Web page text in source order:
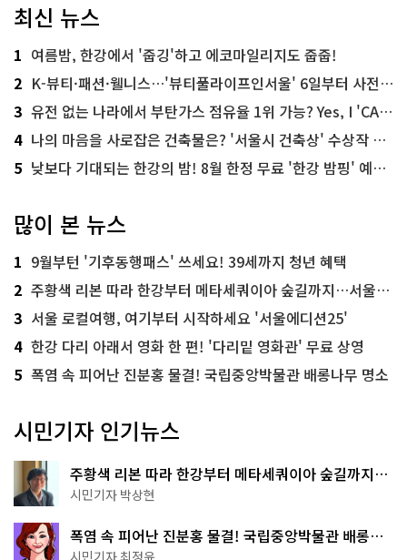
최신 뉴스
1 여름밤, 한강에서 '줍깅'하고 에코마일리지도 줍줍!
2 K-뷰티·패션·웰니스…'뷰티풀라이프인서울' 6일부터 사전 예약
3 유전 없는 나라에서 부탄가스 점유율 1위 가능? Yes, I 'CAN'
4 나의 마음을 사로잡은 건축물은? '서울시 건축상' 수상작 공개!
5 낮보다 기대되는 한강의 밤! 8월 한정 무료 '한강 밤핑' 예약은?
많이 본 뉴스
1 9월부턴 '기후동행패스' 쓰세요! 39세까지 청년 혜택
2 주황색 리본 따라 한강부터 메타세쿼이아 숲길까지…서울둘레길 15코스
3 서울 로컬여행, 여기부터 시작하세요 '서울에디션25'
4 한강 다리 아래서 영화 한 편! '다리밑 영화관' 무료 상영
5 폭염 속 피어난 진분홍 물결! 국립중앙박물관 배롱나무 명소
시민기자 인기뉴스
주황색 리본 따라 한강부터 메타세쿼이아 숲길까지…
서울둘레길 15코스
시민기자 박상현
폭염 속 피어난 진분홍 물결! 국립중앙박물관 배롱나
무 명소